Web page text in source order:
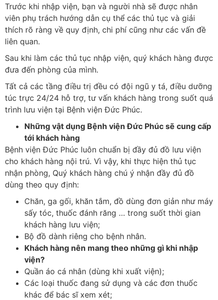
Trước khi nhập viện, bạn và người nhà sẽ được nhân
viên phụ trách hướng dẫn cụ thể các thủ tục và giải
thích rõ ràng về quy định, chi phí cũng như các vấn đề
liên quan.
Sau khi làm các thủ tục nhập viện, quý khách hàng được
đưa đến phòng của mình.
Tất cả các tầng điều trị đều có đội ngũ y tá, điều dưỡng
túc trực 24/24 hỗ trợ, tư vấn khách hàng trong suốt quá
trình lưu viện tại Bệnh viện Đức Phúc.
Những vật dụng Bệnh viện Đức Phúc sẽ cung cấp
tới khách hàng
Bệnh viện Đức Phúc luôn chuẩn bị đầy đủ đồ lưu viện
cho khách hàng nội trú. Vì vậy, khi thực hiện thủ tục
nhận phòng, Quý khách hàng chú ý nhận đầy đủ đồ
dùng theo quy định:
Chăn, ga gối, khăn tắm, đồ dùng đơn giản như máy
sấy tóc, thuốc đánh răng … trong suốt thời gian
khách hàng lưu viện;
Bộ đồ dành riêng cho bệnh nhân.
Khách hàng nên mang theo những gì khi nhập
viện?
Quần áo cá nhân (dùng khi xuất viện);
Các loại thuốc đang sử dụng và các đơn thuốc
khác để bác sĩ xem xét;